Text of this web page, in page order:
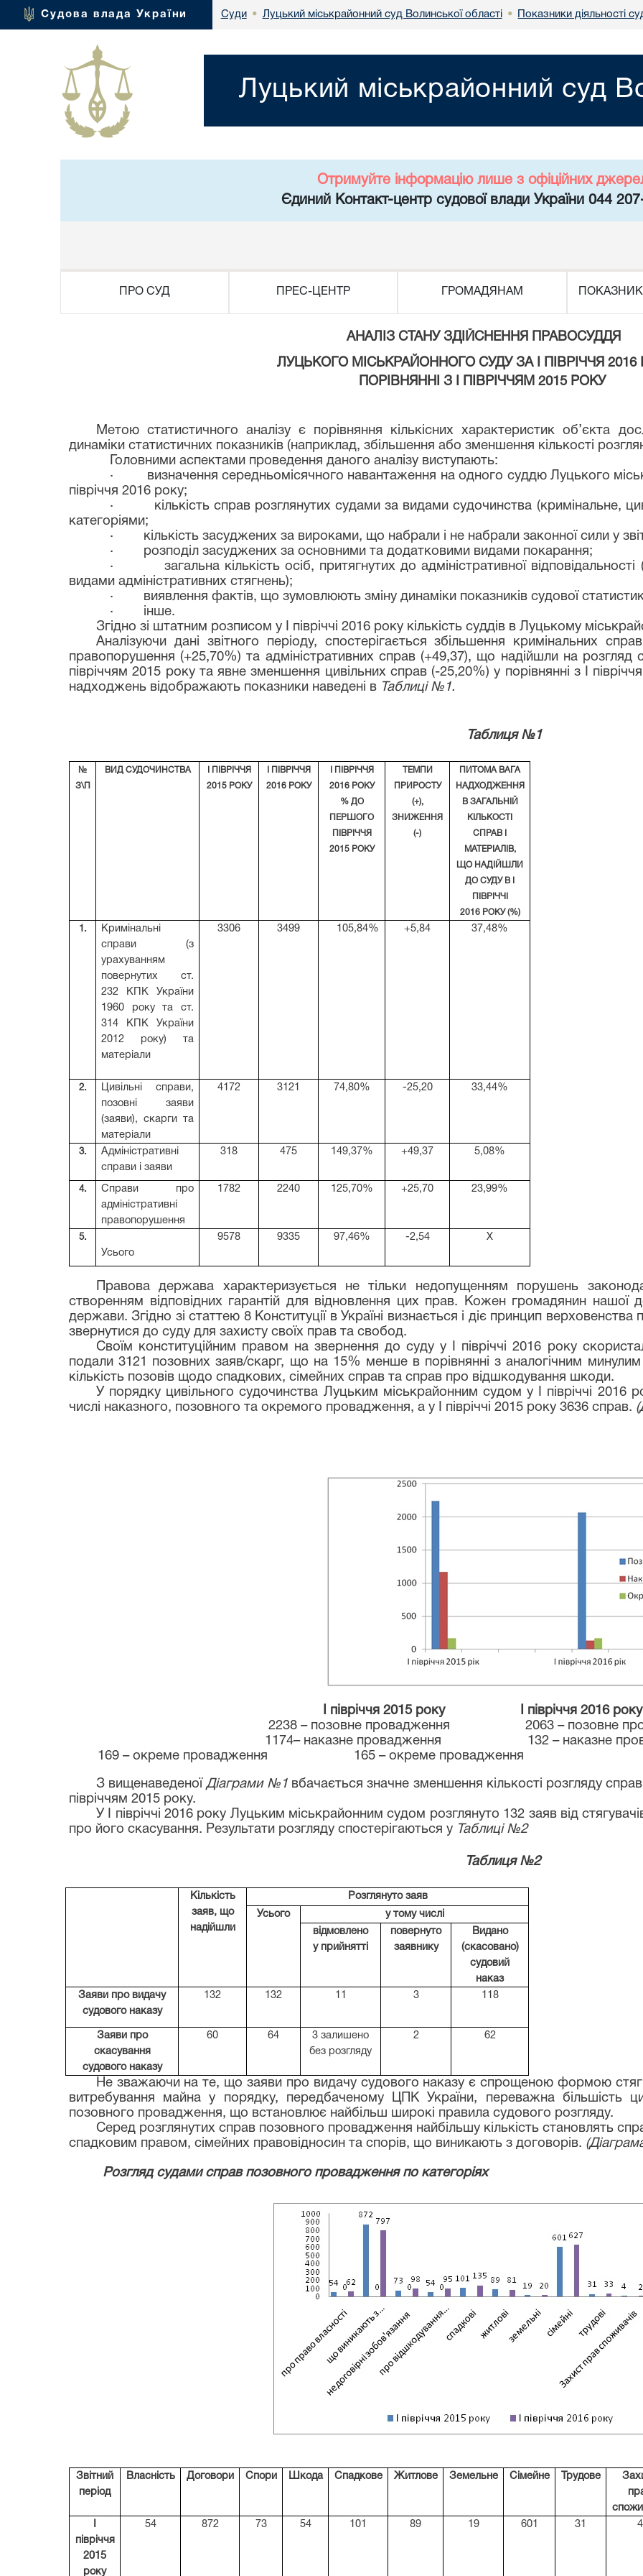
Судова влада України Суди • Луцький міськрайонний суд Волинської області • Показники діяльності
Луцький міськрайонний суд
Отримуйте інформацію лише з офіційних
Єдиний Контакт-центр судової влади України 044
ПРО СУД ПРЕС-ЦЕНТР ГРОМАДЯНАМ
АНАЛІЗ СТАНУ ЗДІЙСНЕННЯ ПРАВОСУДДЯ
ЛУЦЬКОГО МІСЬКРАЙОННОГО СУДУ ЗА І ПІВРІЧЧЯ 201 6
ПОРІВНЯННІ З І ПІВРІЧЧЯМ 2015 РОКУ
Метою статистичного аналізу є порівняння кількісних характеристик об’єкта
динаміки статистичних показників (наприклад, збільшення або зменшення кількості
Головними аспектами проведення даного аналізу виступають:
·
визначення середньомісячного навантаження на одного суддю Луцького
півріччя 201 6 року;
·
кількість справ розглянутих судами за видами судочинства (кримінальне,
категоріями;
·
кількість засуджених за вироками, що набрали і не набрали законної сили у
·
розподіл засуджених за основними та додатковими видами покарання;
·
загальна кількість осіб, притягнутих до адміністративної
видами адміністративних стягнень);
·
виявлення фактів, що зумовлюють зміну динаміки показників судової
·
інше.
Згідно зі штатним розписом у І півріччі 2016 року кількість суддів в Луцькому
Аналізуючи дані звітного періоду, спостерігається збільшення кримінальних
правопорушення (+25,70%) та адміністративних справ (+49,37), що надійшли на розгляд
півріччям 2015 року та явне зменшення цивільних справ (-25,20%) у порівнянні з І
надходжень відображають показники наведені в Таблиці №1.
Таблиця №1
№
З\П
ВИД СУДОЧИНСТВА
І ПІВРІЧЧЯ
201 5 РОКУ
І ПІВРІЧЧЯ
201 6 РОКУ
І ПІВРІЧЧЯ
201 6 РОКУ
% ДО
ПЕРШОГО
ПІВРІЧЧЯ
201 5 РОКУ
ТЕМПИ
ПРИРОСТУ
(+),
ЗНИЖЕННЯ
(-)
ПИТОМА ВАГА
НАДХОДЖЕННЯ
В ЗАГАЛЬНІЙ
КІЛЬКОСТІ
СПРАВ І
МАТЕРІАЛІВ,
ЩО НАДІЙШЛИ
ДО СУДУ В І
ПІВРІЧЧІ
2016 РОКУ (%)
1.
Кримінальні
справи (з
урахуванням
повернутих ст.
232 КПК України
1960 року та ст.
314 КПК України
2012 року) та
матеріали
3306 3499 105,84% +5,84 37,48%
2.
Цивільні справи,
позовні заяви
(заяви), скарги та
матеріали
4172 3121 74,80% -25,20 33,44%
3.
Адміністративні
справи і заяви
318 475 149,37% +49,37 5,08%
4.
Справи про
адміністративні
правопорушення
1782 2240 125,70% +25,70 23,99%
5.
Усього
9578 9335 97,46% -2,54 Х
Правова держава характеризується не тільки недопущенням порушень
створенням відповідних гарантій для відновлення цих прав. Кожен громадянин нашої
держави. Згідно зі статтею 8 Конституції в Україні визнається і діє принцип
звернутися до суду для захисту своїх прав та свобод.
Своїм конституційним правом на звернення до суду у І півріччі 2016 року
подали 3121 позовних заяв/скарг, що на 15% менше в порівнянні з аналогічним
кількість позовів щодо спадкових, сімейних справ та справ про відшкодування шкоди.
У порядку цивільного судочинства Луцьким міськрайонним судом у І півріччі 2016
числі наказного, позовного та окремого провадження, а у І півріччі 2015 року 3636 справ.
І півріччя 2015 року І півріччя 2016 року
2238 – позовне провадження 2063 – позовне
1174– наказне провадження 132 – наказне
169 – окреме провадження 165 – окреме провадження
З вищенаведеноїДіаграми №1вбачається значне зменшення кількості розгляду
півріччям 2015 року.
У І півріччі 2016 року Луцьким міськрайонним судом розглянуто 132 заяв від
про його скасування. Результати розгляду спостерігаються у Таблиці №2
Таблиця №2
Кількість
заяв, що
надійшли
Розглянуто заяв
Усього
у тому числі
відмовлено
у прийнятті
повернуто
заявнику
Видано
(скасовано)
судовий
наказ
Заяви про видачу
судового наказу
132 132 11 3 118
Заяви про
скасування
судового наказу
60 64
3 залишено
без розгляду
2 62
Не зважаючи на те, що заяви про видачу судового наказу є спрощеною формою
витребування майна у порядку, передбаченому ЦПК України, переважна більшість
позовного провадження, що встановлює найбільш широкі правила судового розгляду.
Серед розглянутих справ позовного провадження найбільшу кількість становлять
спадковим правом, сімейних правовідносин та спорів, що виникають з договорів.
Розгляд судами справ позовного провадження по категоріях
Звітний
період
Власність Договори Спори Шкода Спадкове Житлове Земельне Сімейне Трудове
півріччя
2015
року
54 872 73 54 101 89 19 601 31 4